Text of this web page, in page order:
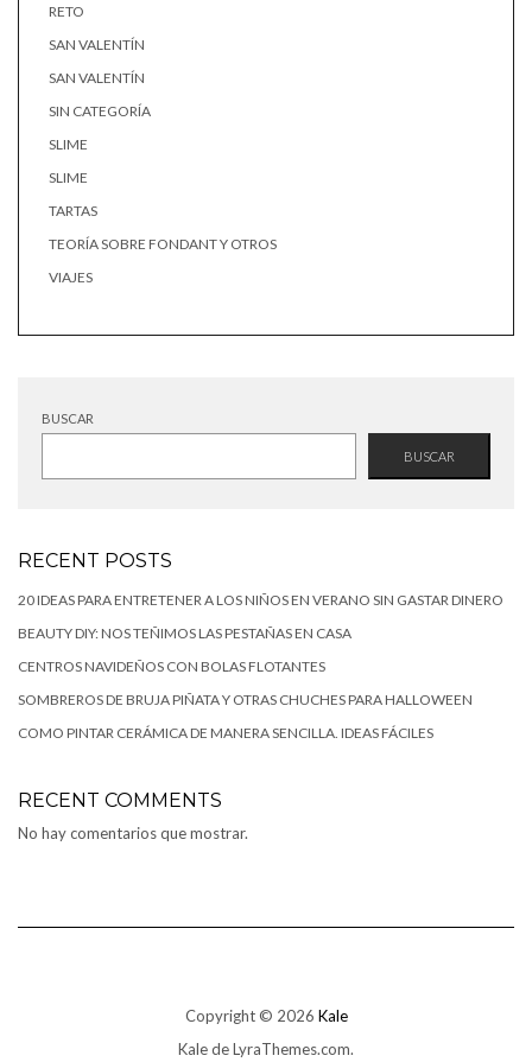
RETO
SAN VALENTÍN
SAN VALENTÍN
SIN CATEGORÍA
SLIME
SLIME
TARTAS
TEORÍA SOBRE FONDANT Y OTROS
VIAJES
BUSCAR
BUSCAR
RECENT POSTS
20 IDEAS PARA ENTRETENER A LOS NIÑOS EN VERANO SIN GASTAR DINERO
BEAUTY DIY: NOS TEÑIMOS LAS PESTAÑAS EN CASA
CENTROS NAVIDEÑOS CON BOLAS FLOTANTES
SOMBREROS DE BRUJA PIÑATA Y OTRAS CHUCHES PARA HALLOWEEN
COMO PINTAR CERÁMICA DE MANERA SENCILLA. IDEAS FÁCILES
RECENT COMMENTS
No hay comentarios que mostrar.
Copyright © 2026 Kale
Kalede LyraThemes.com.